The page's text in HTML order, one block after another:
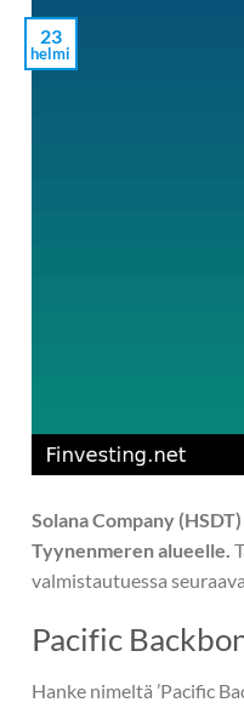
23
helmi
Solana Company
Tyynenmeren alueelle.
valmistautuessa
Pacific
Hanke nimeltä ’Pacific